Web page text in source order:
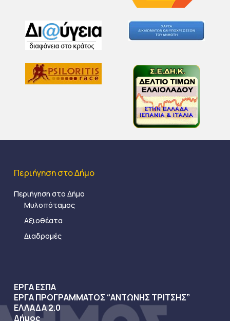
Περιήγηση στο Δήμο
Περιήγηση στο Δήμο
Μυλοπόταμος
Αξιοθέατα
Διαδρομές
ΕΡΓΑ ΕΣΠΑ
ΕΡΓΑ ΠΡΟΓΡΑΜΜΑΤΟΣ “ΑΝΤΩΝΗΣ ΤΡΙΤΣΗΣ”
ΕΛΛΑΔΑ 2.0
Δήμος